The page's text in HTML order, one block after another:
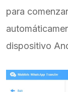
para
dispositivo